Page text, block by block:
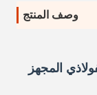
وصف المنتج
المجهز